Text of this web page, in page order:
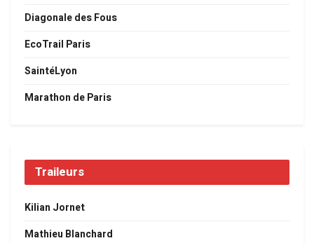
Diagonale des Fous
EcoTrail Paris
SaintéLyon
Marathon de Paris
Traileurs
Kilian Jornet
Mathieu Blanchard